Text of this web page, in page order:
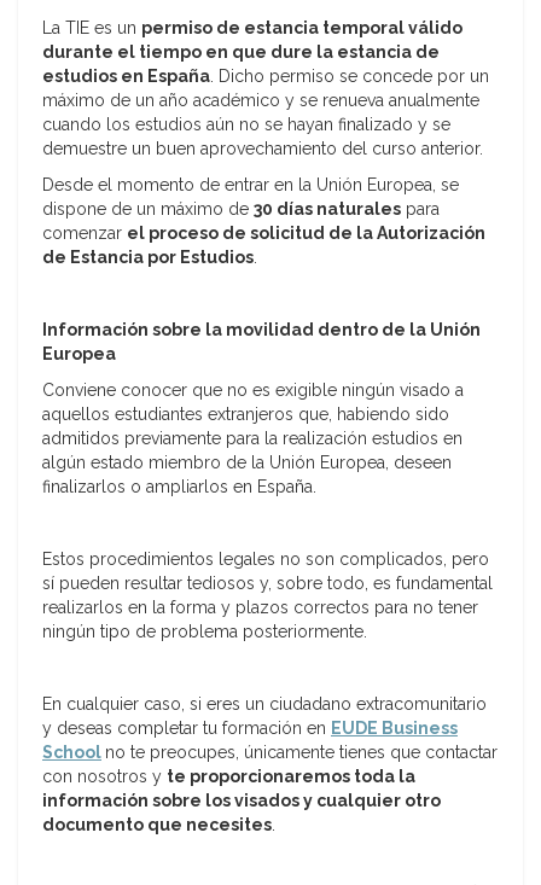
La TIE es un permiso de estancia temporal válido
durante el tiempo en que dure la estancia de
estudios en España. Dicho permiso se concede por un
máximo de un año académico y se renueva anualmente
cuando los estudios aún no se hayan finalizado y se
demuestre un buen aprovechamiento del curso anterior.
Desde el momento de entrar en la Unión Europea, se
dispone de un máximo de 30 días naturales para
comenzar el proceso de solicitud de la Autorización
de Estancia por Estudios.
Información sobre la movilidad dentro de la Unión
Europea
Conviene conocer que no es exigible ningún visado a
aquellos estudiantes extranjeros que, habiendo sido
admitidos previamente para la realización estudios en
algún estado miembro de la Unión Europea, deseen
finalizarlos o ampliarlos en España.
Estos procedimientos legales no son complicados, pero
sí pueden resultar tediosos y, sobre todo, es fundamental
realizarlos en la forma y plazos correctos para no tener
ningún tipo de problema posteriormente.
En cualquier caso, si eres un ciudadano extracomunitario
y deseas completar tu formación en EUDE Business
School no te preocupes, únicamente tienes que contactar
con nosotros y te proporcionaremos toda la
información sobre los visados y cualquier otro
documento que necesites.